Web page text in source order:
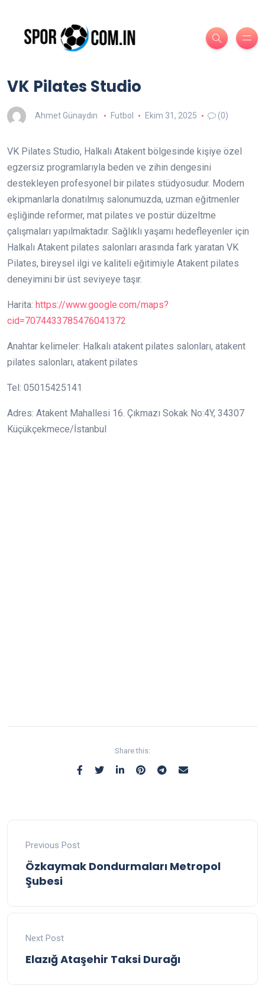
VK Pilates Studio
Ahmet Günaydın Futbol Ekim 31, 2025 (0)
VK Pilates Studio, Halkalı Atakent bölgesinde kişiye özel
egzersiz programlarıyla beden ve zihin dengesini
destekleyen profesyonel bir pilates stüdyosudur. Modern
ekipmanlarla donatılmış salonumuzda, uzman eğitmenler
eşliğinde reformer, mat pilates ve postür düzeltme
çalışmaları yapılmaktadır. Sağlıklı yaşamı hedefleyenler için
Halkalı Atakent pilates salonları arasında fark yaratan VK
Pilates, bireysel ilgi ve kaliteli eğitimiyle Atakent pilates
deneyimini bir üst seviyeye taşır.
Harita: https://www.google.com/maps?
cid=7074433785476041372
Anahtar kelimeler: Halkalı atakent pilates salonları, atakent
pilates salonları, atakent pilates
Tel: 05015425141
Adres: Atakent Mahallesi 16. Çıkmazı Sokak No:4Y, 34307
Küçükçekmece/İstanbul
Share this:
Previous Post
Özkaymak Dondurmaları Metropol
Şubesi
Next Post
Elazığ Ataşehir Taksi Durağı